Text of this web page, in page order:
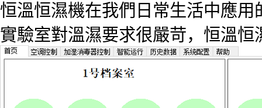
恒溫恒濕機在我們日常生活中應
實驗室對溫濕要求很嚴苛，恒溫